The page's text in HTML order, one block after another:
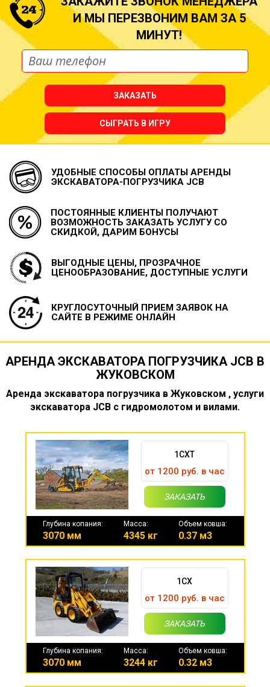
И МЫ ПЕРЕЗВОНИМ ВАМ ЗА 5
МИНУТ!
ЗАКАЗАТЬ
СЫГРАТЬ В ИГРУ
УДОБНЫЕ СПОСОБЫ ОПЛАТЫ АРЕНДЫ
ЭКСКАВАТОРА-ПОГРУЗЧИКА JCB
ПОСТОЯННЫЕ КЛИЕНТЫ ПОЛУЧАЮТ
ВОЗМОЖНОСТЬ ЗАКАЗАТЬ УСЛУГУ СО
СКИДКОЙ, ДАРИМ БОНУСЫ
ВЫГОДНЫЕ ЦЕНЫ, ПРОЗРАЧНОЕ
ЦЕНООБРАЗОВАНИЕ, ДОСТУПНЫЕ УСЛУГИ
КРУГЛОСУТОЧНЫЙ ПРИЕМ ЗАЯВОК НА
САЙТЕ В РЕЖИМЕ ОНЛАЙН
АРЕНДА ЭКСКАВАТОРА ПОГРУЗЧИКА JCB В
ЖУКОВСКОМ
Аренда экскаватора погрузчика в Жуковском , услуги
экскаватора JCB с гидромолотом и вилами.
1CXT
от 1200 руб. в час
ЗАКАЗАТЬ
Глубина копания:
3070 мм
Масса:
4345 кг
Объем ковша:
0.37 м3
1CX
от 1200 руб. в час
ЗАКАЗАТЬ
Глубина копания:
3070 мм
Масса:
3244 кг
Объем ковша:
0.32 м3